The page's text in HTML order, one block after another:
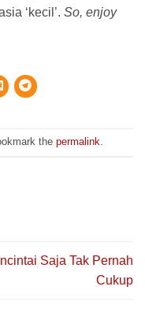
‘kecil’. So, enjoy
the permalink.
Saja Tak Pernah
Cukup